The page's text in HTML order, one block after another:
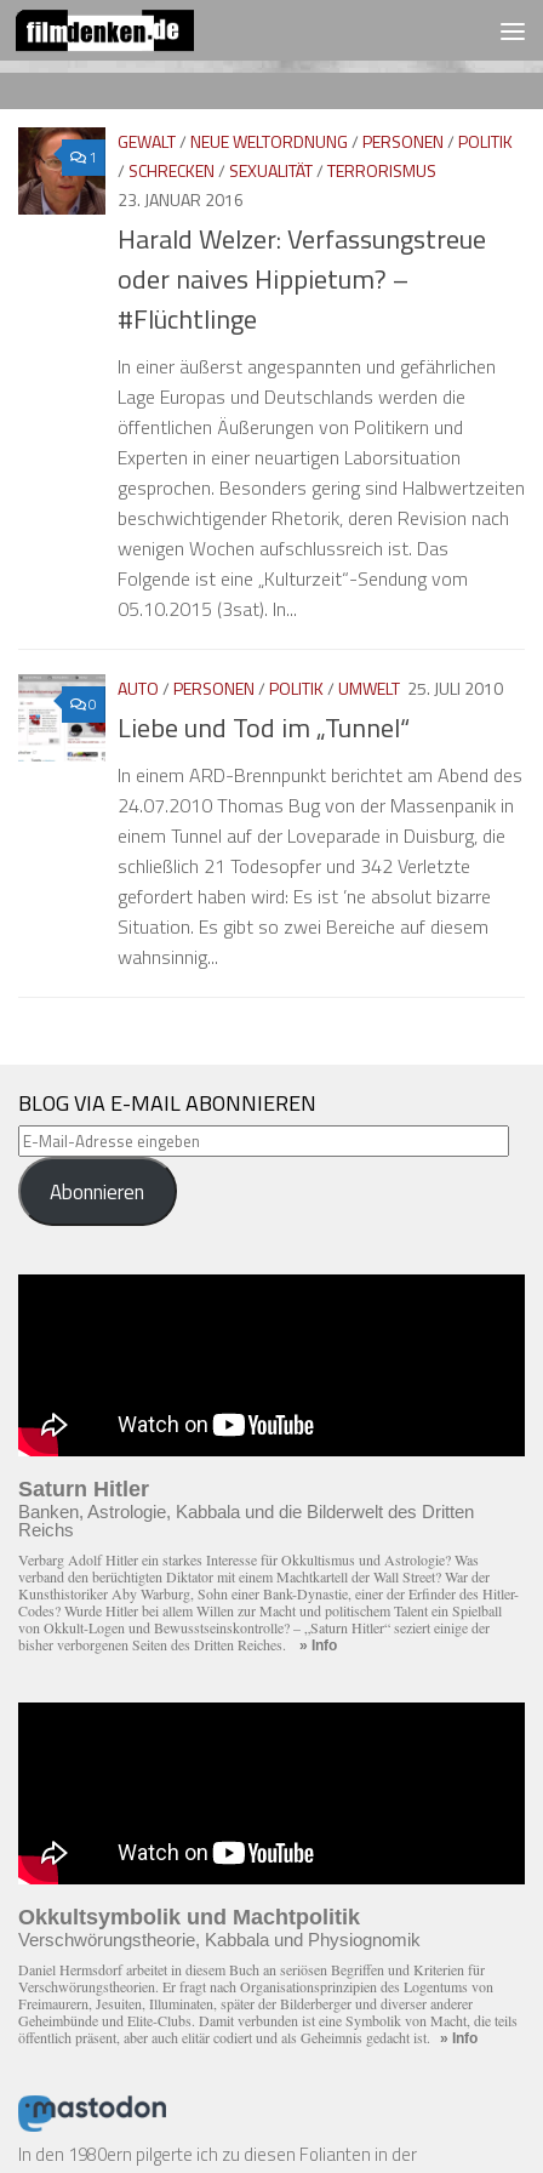
Zum Inhalt springenFOLGEN:
1
GEWALT/NEUE WELTORDNUNG/PERSONEN/POLITIK
/ SCHRECKEN/ SEXUALITÄT/TERRORISMUS
23. JANUAR 2016
Harald Welzer: Verfassungstreue
oder naives Hippietum? –
#Flüchtlinge
In einer äußerst angespannten und gefährlichen
Lage Europas und Deutschlands werden die
öffentlichen Äußerungen von Politikern und
Experten in einer neuartigen Laborsituation
gesprochen. Besonders gering sind Halbwertzeiten
beschwichtigender Rhetorik, deren Revision nach
wenigen Wochen aufschlussreich ist. Das
Folgende ist eine „Kulturzeit“-Sendung vom
05.10.2015 (3sat). In...
0
AUTO/PERSONEN/POLITIK/UMWELT 25. JULI 2010
Liebe und Tod im „Tunnel“
In einem ARD-Brennpunkt berichtet am Abend des
24.07.2010 Thomas Bug von der Massenpanik in
einem Tunnel auf der Loveparade in Duisburg, die
schließlich 21 Todesopfer und 342 Verletzte
gefordert haben wird: Es ist ’ne absolut bizarre
Situation. Es gibt so zwei Bereiche auf diesem
wahnsinnig...
BLOG VIA E-MAIL ABONNIEREN
E-
Mail-
Adresse
eingeben
Abonnieren
Saturn Hitler
Banken, Astrologie, Kabbala und die Bilderwelt des Dritten
Reichs
Verbarg Adolf Hitler ein starkes Interesse für Okkultismus und Astrologie? Was
verband den berüchtigten Diktator mit einem Macht­kartell der Wall Street? War der
Kunsthistoriker Aby Warburg, Sohn einer Bank-Dynastie, einer der Erfinder des Hitler-
Codes? Wurde Hitler bei allem Willen zur Macht und politischem Talent ein Spielball
von Okkult-Logen und Bewusstseinskontrolle? – „Saturn Hitler“ seziert einige der
bisher verborgenen Seiten des Dritten Reiches. » Info
Okkultsymbolik und Machtpolitik
Verschwörungstheorie, Kabbala und Physiognomik
Daniel Hermsdorf arbeitet in diesem Buch an seriösen Begriffen und Kriterien für
Verschwörungstheorien. Er fragt nach Organisationsprinzipien des Logentums von
Freimaurern, Jesuiten, Illuminaten, später der Bilderberger und diverser anderer
Geheimbünde und Elite-Clubs. Damit verbunden ist eine Symbolik von Macht, die teils
öffentlich präsent, aber auch elitär codiert und als Geheimnis gedacht ist. » Info
In den 1980ern pilgerte ich zu diesen Folianten in der